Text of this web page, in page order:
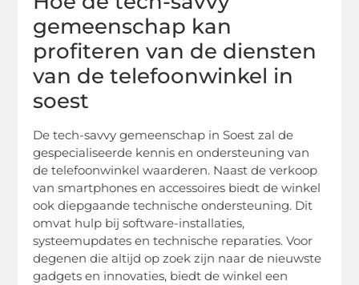
gemeenschap kan
profiteren van de diensten
van de telefoonwinkel in
soest
De tech-savvy gemeenschap in Soest zal de
gespecialiseerde kennis en ondersteuning van
de telefoonwinkel waarderen. Naast de verkoop
van smartphones en accessoires biedt de winkel
ook diepgaande technische ondersteuning. Dit
omvat hulp bij software-installaties,
systeemupdates en technische reparaties. Voor
degenen die altijd op zoek zijn naar de nieuwste
gadgets en innovaties, biedt de winkel een